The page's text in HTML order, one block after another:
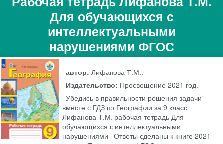
Для обучающихся с
интеллектуальными
нарушениями ФГОС
автор:Лифанова Т.М..
Издательство: Просвещение 2021 год.
Убедись в правильности решения задачи
вместе с ГДЗ по Географии за 9 класс
Лифанова Т.М. рабочая тетрадь Для
обучающихся с интеллектуальными
нарушениями . Ответы сделаны к книге 2021